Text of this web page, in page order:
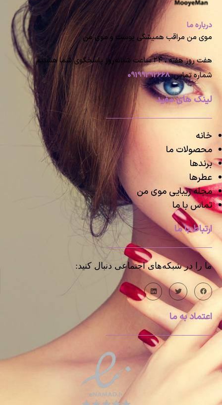
درباره ما
موی من مراقب همیشگی پوست و موی من
هفت روز هفته ، ۲۴ ساعت شبانه‌روز پاسخگوی شما هستیم
شماره تماس:09199292668
لینک های مفید
خانه
محصولات ما
برندها
عطرها
مجله زیبایی موی من
تماس با ما
ارتباط با ما
ما را در شبکه‌های اجتماعی دنبال کنید:
اعتماد به ما